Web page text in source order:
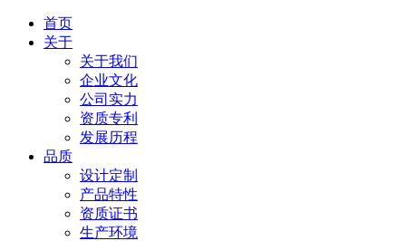
首页
关于
关于我们
企业文化
公司实力
资质专利
发展历程
品质
设计定制
产品特性
资质证书
生产环境